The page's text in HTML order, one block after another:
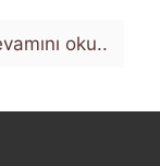
oku..